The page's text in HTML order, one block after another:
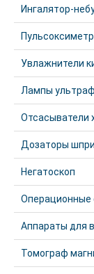
Ингалятор-
Увлажнители
Лампы
Отсасыватели
Дозаторы
Негатоскоп
Операционные
Аппараты для
Томограф